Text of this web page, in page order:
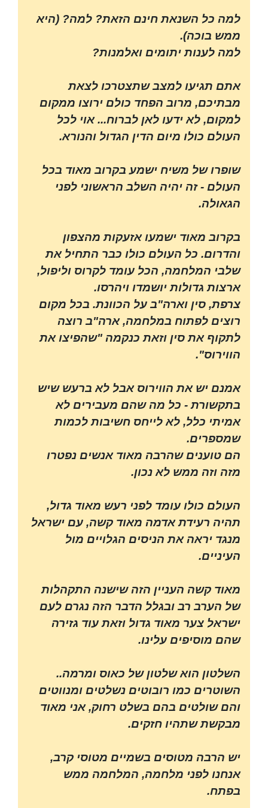
למה כל השנאת חינם הזאת? למה? (היא
ממש בוכה).
למה לענות יתומים ואלמנות?
אתם תגיעו למצב שתצטרכו לצאת
מבתיכם, מרוב הפחד כולם ירוצו ממקום
למקום, לא ידעו לאן לברוח... אוי לכל
העולם כולו מיום הדין הגדול והנורא.
שופרו של משיח ישמע בקרוב מאוד בכל
העולם - זה יהיה השלב הראשוני לפני
הגאולה.
בקרוב מאוד ישמעו אזעקות מהצפון
והדרום. כל העולם כולו כבר התחיל את
שלבי המלחמה, הכל עומד לקרוס וליפול,
ארצות גדולות יושמדו ויהרסו.
צרפת, סין וארה"ב על הכוונת. בכל מקום
רוצים לפתוח במלחמה, ארה"ב רוצה
לתקוף את סין וזאת כנקמה "שהפיצו את
הווירוס".
אמנם יש את הווירוס אבל לא ברעש שיש
בתקשורת - כל מה שהם מעבירים לא
אמיתי כלל, לא לייחס חשיבות לכמות
שמספרים.
הם טוענים שהרבה מאוד אנשים נפטרו
מזה וזה ממש לא נכון.
העולם כולו עומד לפני רעש מאוד גדול,
תהיה רעידת אדמה מאוד קשה, עם ישראל
מנגד יראה את הניסים הגלויים מול
העיניים.
מאוד קשה העניין הזה שישנה התקהלות
של הערב רב ובגלל הדבר הזה נגרם לעם
ישראל צער מאוד גדול וזאת עוד גזירה
שהם מוסיפים עלינו.
השלטון הוא שלטון של כאוס ומרמה..
השוטרים כמו רובוטים נשלטים ומנווטים
והם שולטים בהם בשלט רחוק, אני מאוד
מבקשת שתהיו חזקים.
יש הרבה מטוסים בשמיים מטוסי קרב,
אנחנו לפני מלחמה, המלחמה ממש
בפתח.